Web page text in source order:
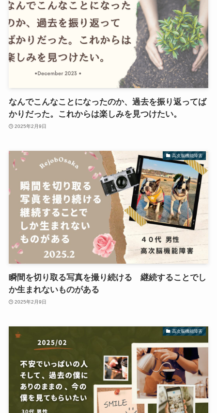
なんでこんなことになったのか、過去を振り返ってば
かりだった。これからは楽しみを見つけたい。
2025年2月9日
高次脳機能障害
瞬間を切り取る写真を撮り続ける 継続することでし
か生まれないものがある
2025年2月9日
高次脳機能障害